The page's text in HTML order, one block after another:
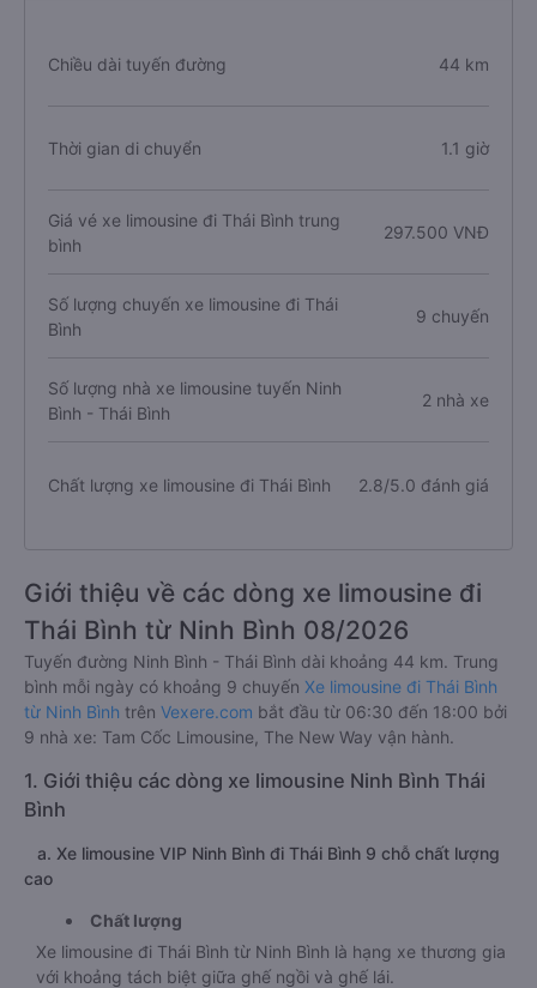
Chiều dài tuyến đường 44 km
Thời gian di chuyển 1.1 giờ
Giá vé xe limousine đi Thái Bình trung
bình
297.500 VNĐ
Số lượng chuyến xe limousine đi Thái
Bình
9 chuyến
Số lượng nhà xe limousine tuyến Ninh
Bình - Thái Bình
2 nhà xe
Chất lượng xe limousine đi Thái Bình 2.8/5.0 đánh giá
Giới thiệu về các dòng xe limousine đi
Thái Bình từ Ninh Bình 08/2026
Tuyến đường Ninh Bình - Thái Bình dài khoảng 44 km. Trung
bình mỗi ngày có khoảng 9 chuyến Xe limousine đi Thái Bình
từ Ninh Bình trên Vexere.com bắt đầu từ 06:30 đến 18:00 bởi
9 nhà xe: Tam Cốc Limousine, The New Way vận hành.
1. Giới thiệu các dòng xe limousine Ninh Bình Thái
Bình
a. Xe limousine VIP Ninh Bình đi Thái Bình 9 chỗ chất lượng
cao
Chất lượng
Xe limousine đi Thái Bình từ Ninh Bình là hạng xe thương gia
với khoảng tách biệt giữa ghế ngồi và ghế lái.